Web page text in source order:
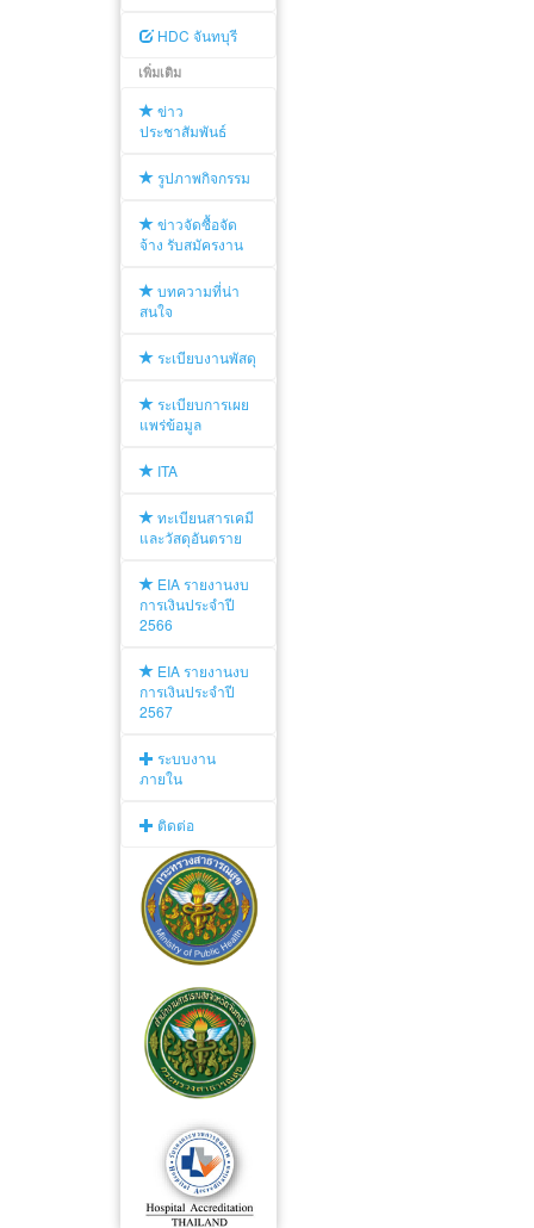
HDC จันทบุรี
เพิ่มเติม
ข่าว
ประชาสัมพันธ์
รูปภาพกิจกรรม
ข่าวจัดซื้อจัด
จ้าง รับสมัครงาน
บทความที่น่า
สนใจ
ระเบียบงานพัสดุ
ระเบียบการเผย
แพร่ข้อมูล
ITA
ทะเบียนสารเคมี
และวัสดุอันตราย
EIA รายงานงบ
การเงินประจำปี
2566
EIA รายงานงบ
การเงินประจำปี
2567
ระบบงาน
ภายใน
ติดต่อ